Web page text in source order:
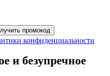
промокод
конфиденциальности
и безупречное